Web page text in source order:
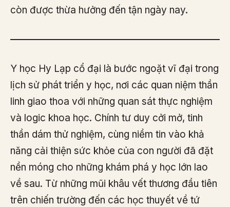
còn được thừa hưởng đến tận ngày nay.
Y học Hy Lạp cổ đại là bước ngoặt vĩ đại trong
lịch sử phát triển y học, nơi các quan niệm thần
linh giao thoa với những quan sát thực nghiệm
và logic khoa học. Chính tư duy cởi mở, tinh
thần dám thử nghiệm, cùng niềm tin vào khả
năng cải thiện sức khỏe của con người đã đặt
nền móng cho những khám phá y học lớn lao
về sau. Từ những mũi khâu vết thương đầu tiên
trên chiến trường đến các học thuyết về tứ